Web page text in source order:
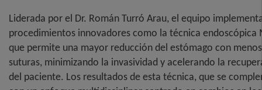
Liderada por el Dr. Román Turró Arau, el equipo
procedimientos innovadores como la técnica endoscópica
que permite una mayor reducción del estómago con menos
suturas, minimizando la invasividad y acelerando la
del paciente. Los resultados de esta técnica, que se